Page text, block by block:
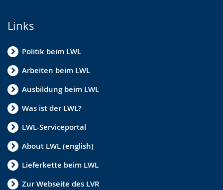
Links
Politik beim LWL
Arbeiten beim LWL
Ausbildung beim LWL
Was ist der LWL?
LWL-Serviceportal
About LWL (english)
Lieferkette beim LWL
Zur Webseite des LVR